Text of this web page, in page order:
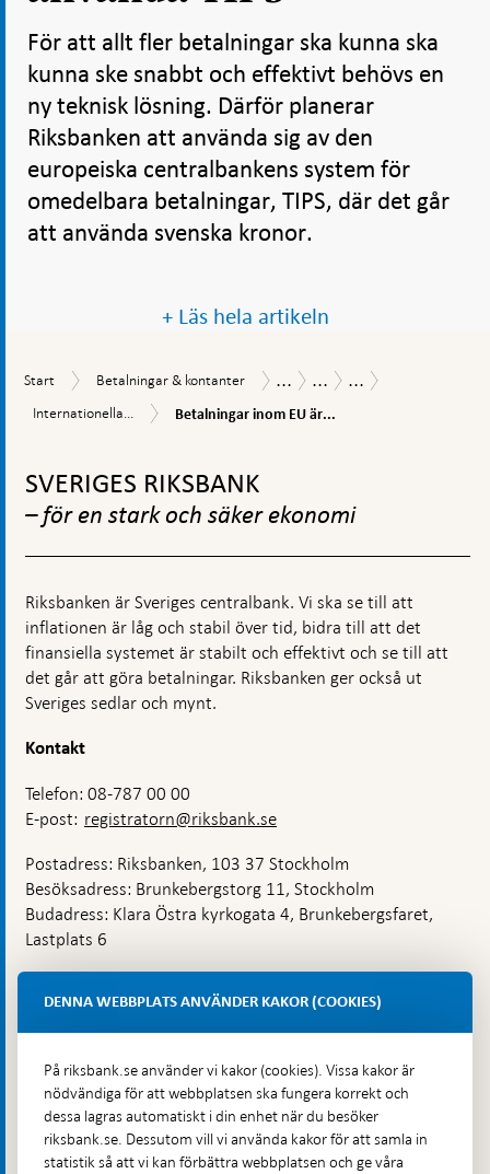
För att allt fler betalningar ska kunna ska
kunna ske snabbt och effektivt behövs en
ny teknisk lösning. Därför planerar
Riksbanken att använda sig av den
europeiska centralbankens system för
omedelbara betalningar, TIPS, där det går
att använda svenska kronor.
+ Läs hela artikeln
Start
Start
Betalningar
kontanter
Betalningar & kontanter Betalningsrapport
...
Så
svenskarna
...
Svenska
...
Internationella
effektiviseras
Internationella...
Betalningar
relativt
snabba
och
Betalningar inom EU är...
toppnavigation
SVERIGES RIKSBANK
– för en stark och säker ekonomi
Riksbanken är Sveriges centralbank. Vi ska se till att
inflationen är låg och stabil över tid, bidra till att det
finansiella systemet är stabilt och effektivt och se till att
det går att göra betalningar. Riksbanken ger också ut
Sveriges sedlar och mynt.
Kontakt
Telefon: 08-787 00 00
E-post: registratorn@riksbank.se
Postadress: Riksbanken, 103 37 Stockholm
Besöksadress: Brunkebergstorg 11, Stockholm
Budadress: Klara Östra kyrkogata 4, Brunkebergsfaret,
Lastplats 6
Frågor och svar-
Öppnas
i
ny
Till Riksbankens webbarkiv-
Öppnas
Presskontakt
DENNA WEBBPLATS ANVÄNDER KAKOR (COOKIES)
På riksbank.se använder vi kakor (cookies). Vissa kakor är
nödvändiga för att webbplatsen ska fungera korrekt och
dessa lagras automatiskt i din enhet när du besöker
riksbank.se. Dessutom vill vi använda kakor för att samla in
statistik så att vi kan förbättra webbplatsen och ge våra